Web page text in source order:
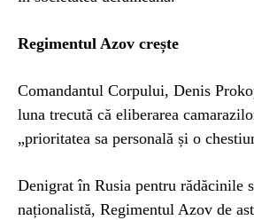
Regimentul Azov crește
Comandantul Corpului, Denis
luna trecută că eliberarea
„prioritatea sa personală și o
Denigrat în Rusia pentru rădăcinile
naționalistă, Regimentul Azov de